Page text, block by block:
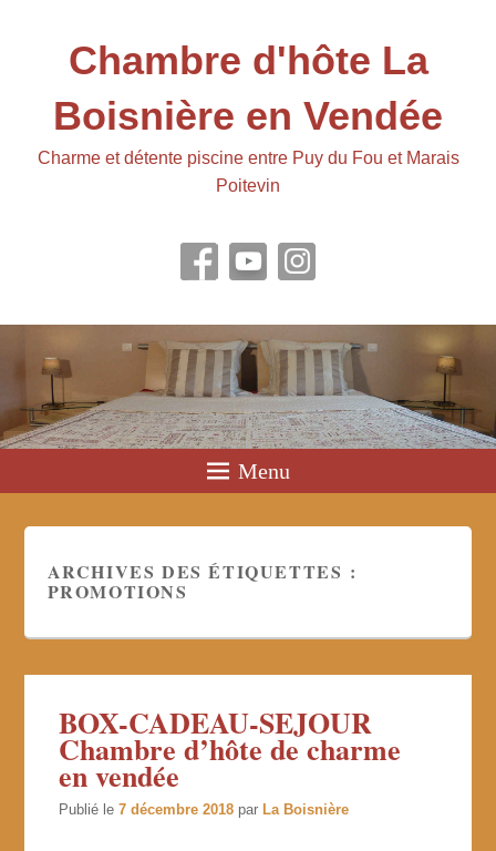
Chambre d'hôte La
Boisnière en Vendée
Charme et détente piscine entre Puy du Fou et Marais
Poitevin
Menu
ARCHIVES DES ÉTIQUETTES :
PROMOTIONS
BOX-CADEAU-SEJOUR
Chambre d’hôte de charme
en vendée
Publié le7 décembre 2018 par La Boisnière